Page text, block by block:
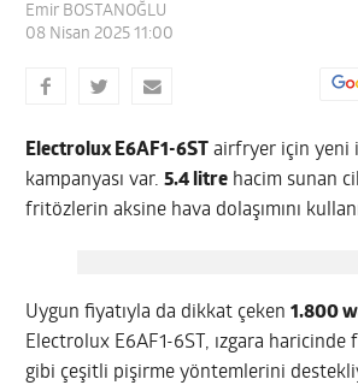
Emir BOSTANOĞLU
08 Nisan 2025 11:00
Electrolux E6AF1-6ST
airfryer için yeni
kampanyası var.5.4 litre hacim sunan
fritözlerin aksine hava dolaşımını
Uygun fiyatıyla da dikkat çeken1.800
Electrolux E6AF1-6ST, ızgara haricinde
gibi çeşitli pişirme yöntemlerini